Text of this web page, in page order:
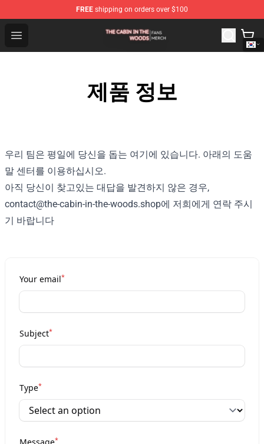
FREE shipping on orders over $100
Open menu
The Cabin In The Woods Shop - Official The Cabin In
제품 정보
우리 팀은 평일에 당신을 돕는 여기에 있습니다. 아래의 도움
말 센터를 이용하십시오.
아직 당신이 찾고있는 대답을 발견하지 않은 경우,
contact@the-cabin-in-the-woods.shop에 저희에게 연락 주시
기 바랍니다